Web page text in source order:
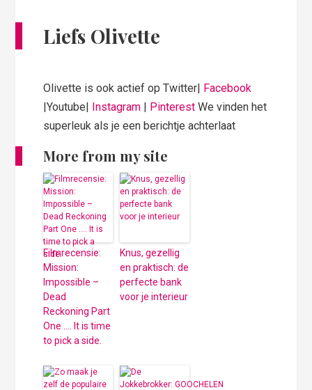
Liefs Olivette
Olivette is ook actief op Twitter|
Facebook
|Youtube|
Instagram Pinterest We vinden het
superleuk als je een berichtje achterlaat
More from my site
Filmrecensie:
Mission:
Impossible –
Dead
Reckoning Part
One …. It is time
to pick a side.
Knus, gezellig
en praktisch: de
perfecte bank
voor je interieur